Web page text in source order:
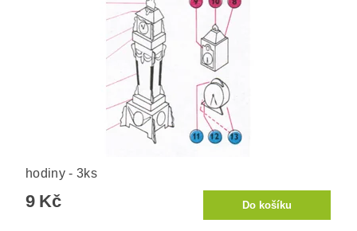
hodiny - 3ks
9 Kč